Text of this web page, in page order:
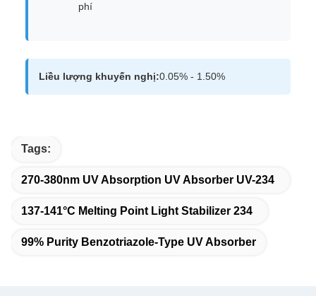
phí
Liều lượng khuyến nghị:0.05% - 1.50%
Tags:
270-380nm UV Absorption UV Absorber UV-234
137-141°C Melting Point Light Stabilizer 234
99% Purity Benzotriazole-Type UV Absorber